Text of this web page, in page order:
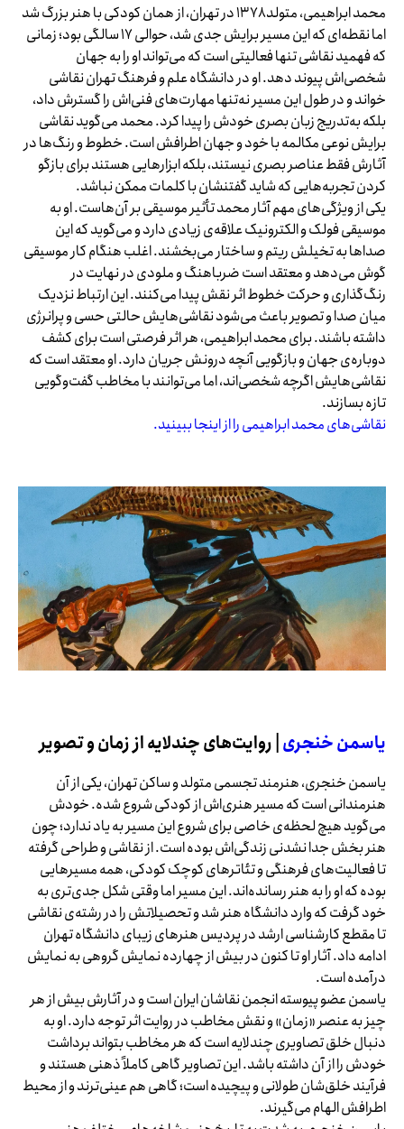
محمد ابراهیمی، متولد ۱۳۷۸ در تهران، از همان کودکی با هنر بزرگ شد
اما نقطه‌ای که این مسیر برایش جدی شد، حوالی ۱۷ سالگی بود؛ زمانی
که فهمید نقاشی تنها فعالیتی است که می‌تواند او را به جهان
شخصی‌اش پیوند دهد. او در دانشگاه علم و فرهنگ تهران نقاشی
خواند و در طول این مسیر نه‌تنها مهارت‌های فنی‌اش را گسترش داد،
بلکه به‌تدریج زبان بصری خودش را پیدا کرد. محمد می‌گوید نقاشی
برایش نوعی مکالمه با خود و جهان اطرافش است. خطوط و رنگ‌ها در
آثارش فقط عناصر بصری نیستند، بلکه ابزارهایی هستند برای بازگو
کردن تجربه‌هایی که شاید گفتنشان با کلمات ممکن نباشد.
یکی از ویژگی‌های مهم آثار محمد تأثیر موسیقی بر آن‌هاست. او به
موسیقی فولک و الکترونیک علاقه‌ی زیادی دارد و می‌گوید که این
صداها به تخیلش ریتم و ساختار می‌بخشند. اغلب هنگام کار موسیقی
گوش می‌دهد و معتقد است ضرباهنگ و ملودی در نهایت در
رنگ‌گذاری و حرکت خطوط اثر نقش پیدا می‌کنند. این ارتباط نزدیک
میان صدا و تصویر باعث می‌شود نقاشی‌هایش حالتی حسی و پرانرژی
داشته باشند. برای محمد ابراهیمی، هر اثر فرصتی است برای کشف
دوباره‌ی جهان و بازگویی آنچه درونش جریان دارد. او معتقد است که
نقاشی‌هایش اگرچه شخصی‌اند، اما می‌توانند با مخاطب گفت‌وگویی
تازه بسازند.
نقاشی‌های محمد ابراهیمی را از اینجا ببینید.
یاسمن خنجری | روایت‌های چندلایه از زمان و تصویر
یاسمن خنجری، هنرمند تجسمی متولد و ساکن تهران، یکی از آن
هنرمندانی است که مسیر هنری‌اش از کودکی شروع شده. خودش
می‌گوید هیچ لحظه‌ی خاصی برای شروع این مسیر به یاد ندارد؛ چون
هنر بخش جدا نشدنی زندگی‌اش بوده است. از نقاشی و طراحی گرفته
تا فعالیت‌های فرهنگی و تئاترهای کوچک کودکی، همه مسیرهایی
بوده که او را به هنر رسانده‌اند. این مسیر اما وقتی شکل جدی‌تری به
خود گرفت که وارد دانشگاه هنر شد و تحصیلاتش را در رشته‌ی نقاشی
تا مقطع کارشناسی ارشد در پردیس هنرهای زیبای دانشگاه تهران
ادامه داد. آثار او تا کنون در بیش از چهارده نمایش گروهی به نمایش
درآمده است.
یاسمن عضو پیوسته انجمن نقاشان ایران است و در آثارش بیش از هر
چیز به عنصر «زمان» و نقش مخاطب در روایت اثر توجه دارد. او به
دنبال خلق تصاویری چندلایه است که هر مخاطب بتواند برداشت
خودش را از آن داشته باشد. این تصاویر گاهی کاملاً ذهنی هستند و
فرآیند خلق‌شان طولانی و پیچیده است؛ گاهی هم عینی‌ترند و از محیط
اطرافش الهام می‌گیرند.